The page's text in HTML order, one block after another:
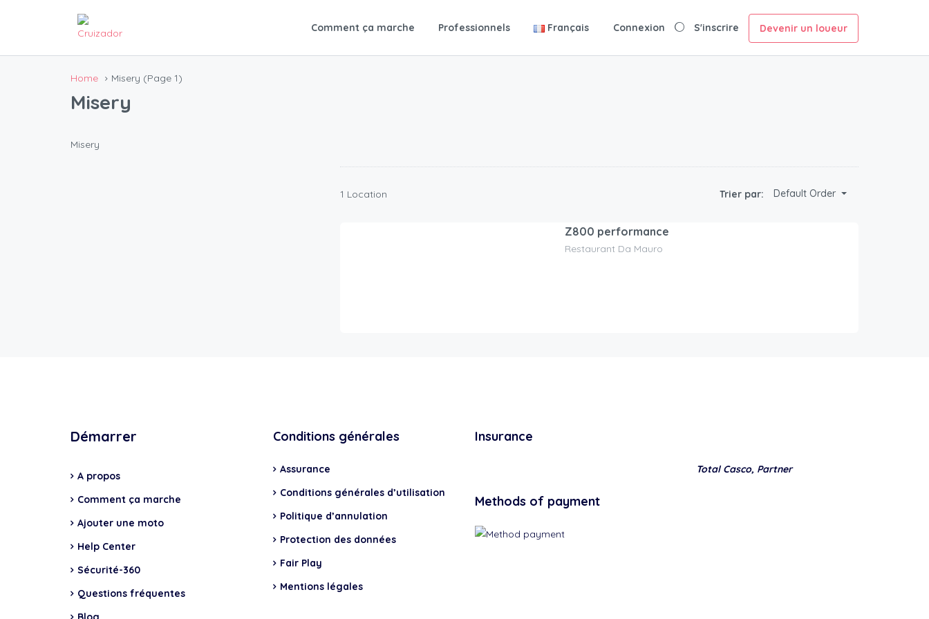
Comment ça marche Professionnels Français Connexion S'inscrire Devenir un loueur
Home Misery (Page 1)
Misery
Misery
1 Location Trier par: Default Order
Z800 performance
Restaurant Da Mauro
Démarrer
A propos
Comment ça marche
Ajouter une moto
Help Center
Sécurité-360
Questions fréquentes
Conditions générales
Assurance
Conditions générales d’utilisation
Politique d’annulation
Protection des données
Fair Play
Mentions légales
Insurance
Total Casco, Partner
Methods of payment